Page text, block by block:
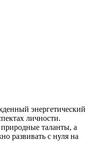
энергетический
личности.
таланты, а
развивать с нуля на